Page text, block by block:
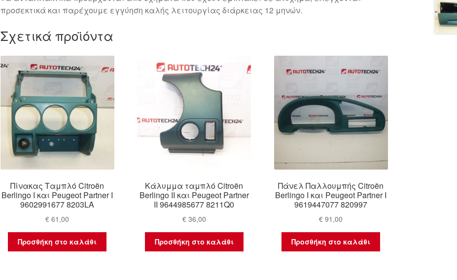
προσεκτικά και παρέχουμε εγγύηση καλής λειτουργίας διάρκειας 12 μηνών.
Σχετικά προϊόντα
Πίνακας Ταμπλό Citroën
Berlingo I και Peugeot Partner I
9602991677 8203LA
€ 61,00
Προσθήκη στο καλάθι
Κάλυμμα ταμπλό Citroën
Berlingo II και Peugeot Partner
II 9644985677 8211Q0
€36,00
Προσθήκη στο καλάθι
Πάνελ Παλλουμπής Citroën
Berlingo I και Peugeot Partner I
9619447077 820997
€ 91,00
Προσθήκη στο καλάθι